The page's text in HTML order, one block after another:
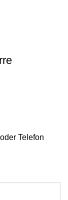
Telefon